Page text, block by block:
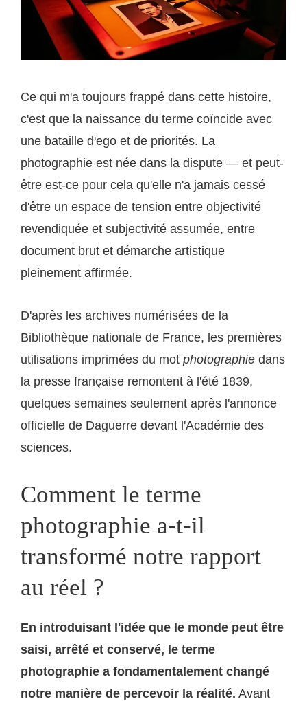
Ce qui m'a toujours frappé dans cette histoire,
c'est que la naissance du terme coïncide avec
une bataille d'ego et de priorités. La
photographie est née dans la dispute — et peut-
être est-ce pour cela qu'elle n'a jamais cessé
d'être un espace de tension entre objectivité
revendiquée et subjectivité assumée, entre
document brut et démarche artistique
pleinement affirmée.
D'après les archives numérisées de la
Bibliothèque nationale de France, les premières
utilisations imprimées du mot photographie dans
la presse française remontent à l'été 1839,
quelques semaines seulement après l'annonce
officielle de Daguerre devant l'Académie des
sciences.
Comment le terme
photographie a-t-il
transformé notre rapport
au réel ?
En introduisant l'idée que le monde peut être
saisi, arrêté et conservé, le terme
photographie a fondamentalement changé
notre manière de percevoir la réalité. Avant